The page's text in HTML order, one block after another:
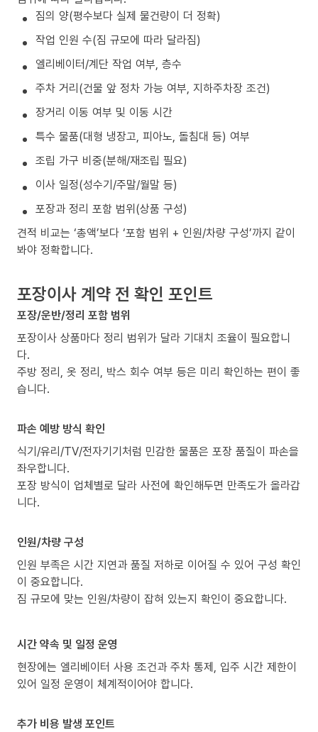
짐의 양(평수보다 실제 물건량이 더 정확)
작업 인원 수(짐 규모에 따라 달라짐)
엘리베이터/계단 작업 여부, 층수
주차 거리(건물 앞 정차 가능 여부, 지하주차장 조건)
장거리 이동 여부 및 이동 시간
특수 물품(대형 냉장고, 피아노, 돌침대 등) 여부
조립 가구 비중(분해/재조립 필요)
이사 일정(성수기/주말/월말 등)
포장과 정리 포함 범위(상품 구성)
견적 비교는 ‘총액’보다 ‘포함 범위 + 인원/차량 구성’까지 같이
봐야 정확합니다.
포장이사 계약 전 확인 포인트
포장/운반/정리 포함 범위
포장이사 상품마다 정리 범위가 달라 기대치 조율이 필요합니
다.
주방 정리, 옷 정리, 박스 회수 여부 등은 미리 확인하는 편이 좋
습니다.
파손 예방 방식 확인
식기/유리/TV/전자기기처럼 민감한 물품은 포장 품질이 파손을
좌우합니다.
포장 방식이 업체별로 달라 사전에 확인해두면 만족도가 올라갑
니다.
인원/차량 구성
인원 부족은 시간 지연과 품질 저하로 이어질 수 있어 구성 확인
이 중요합니다.
짐 규모에 맞는 인원/차량이 잡혀 있는지 확인이 중요합니다.
시간 약속 및 일정 운영
현장에는 엘리베이터 사용 조건과 주차 통제, 입주 시간 제한이
있어 일정 운영이 체계적이어야 합니다.
추가 비용 발생 포인트